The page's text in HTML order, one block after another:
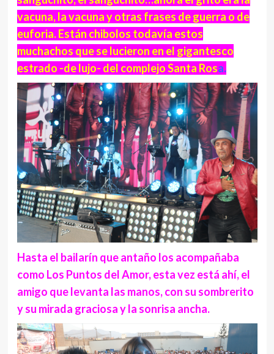
vacuna, la vacuna y otras frases de guerra o de
euforia. Están chibolos todavía estos
muchachos que se lucieron en el gigantesco
estrado -de lujo- del complejo Santa Rosa.
Hasta el bailarín que antaño los acompañaba
como Los Puntos del Amor, esta vez está ahí, el
amigo que levanta las manos, con su sombrerito
y su mirada graciosa y la sonrisa ancha.